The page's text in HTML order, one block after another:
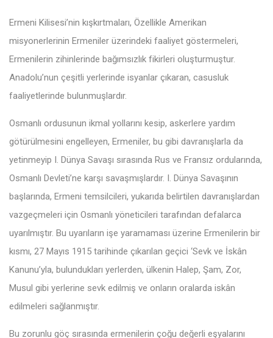
Ermeni Kilisesi’nin kışkırtmaları, Özellikle Amerikan
misyonerlerinin Ermeniler üzerindeki faaliyet göstermeleri,
Ermenilerin zihinlerinde bağımsızlık fikirleri oluşturmuştur.
Anadolu’nun çeşitli yerlerinde isyanlar çıkaran, casusluk
faaliyetlerinde bulunmuşlardır.
Osmanlı ordusunun ikmal yollarını kesip, askerlere yardım
götürülmesini engelleyen, Ermeniler, bu gibi davranışlarla da
yetinmeyip I. Dünya Savaşı sırasında Rus ve Fransız ordularında,
Osmanlı Devleti’ne karşı savaşmışlardır. I. Dünya Savaşının
başlarında, Ermeni temsilcileri, yukarıda belirtilen davranışlardan
vazgeçmeleri için Osmanlı yöneticileri tarafından defalarca
uyarılmıştır. Bu uyarıların işe yaramaması üzerine Ermenilerin bir
kısmı, 27 Mayıs 1915 tarihinde çıkarılan geçici ‘Sevk ve İskân
Kanunu’yla, bulundukları yerlerden, ülkenin Halep, Şam, Zor,
Musul gibi yerlerine sevk edilmiş ve onların oralarda iskân
edilmeleri sağlanmıştır.
Bu zorunlu göç sırasında ermenilerin çoğu değerli eşyalarını